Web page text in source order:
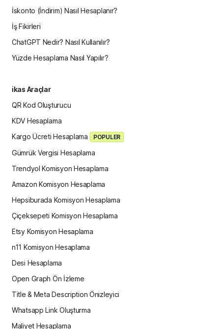
İskonto (İndirim) Nasıl Hesaplanır?
İş Fikirleri
ChatGPT Nedir? Nasıl Kullanılır?
Yüzde Hesaplama Nasıl Yapılır?
ikas Araçlar
QR Kod Oluşturucu
KDV Hesaplama
Kargo Ücreti Hesaplama
POPULER
Gümrük Vergisi Hesaplama
Trendyol Komisyon Hesaplama
Amazon Komisyon Hesaplama
Hepsiburada Komisyon Hesaplama
Çiçeksepeti Komisyon Hesaplama
Etsy Komisyon Hesaplama
n11 Komisyon Hesaplama
Desi Hesaplama
Open Graph Ön İzleme
Title & Meta Description Önizleyici
Whatsapp Link Oluşturma
Maliyet Hesaplama